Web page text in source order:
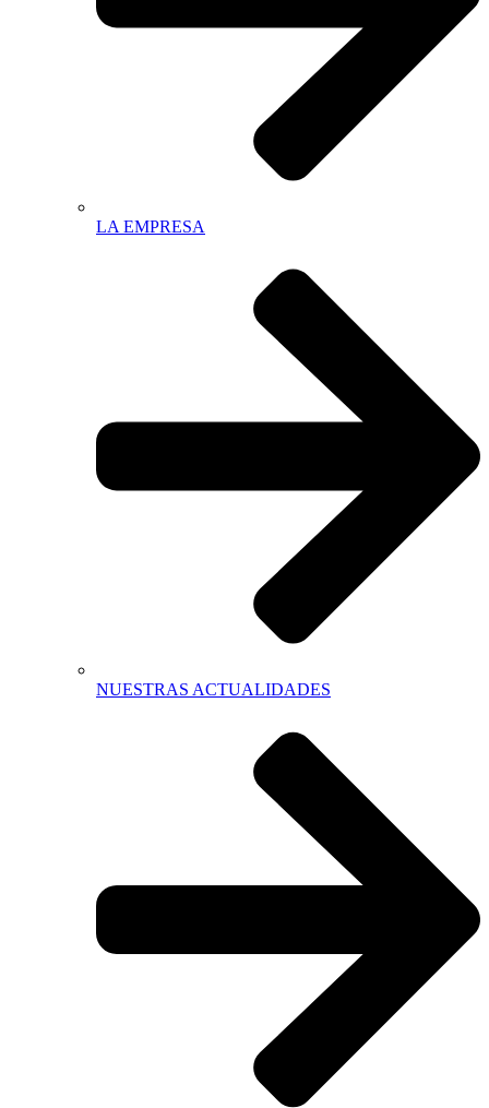
LA EMPRESA
NUESTRAS ACTUALIDADES